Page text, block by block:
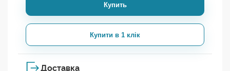
Купить
Купити в 1 клік
Доставка